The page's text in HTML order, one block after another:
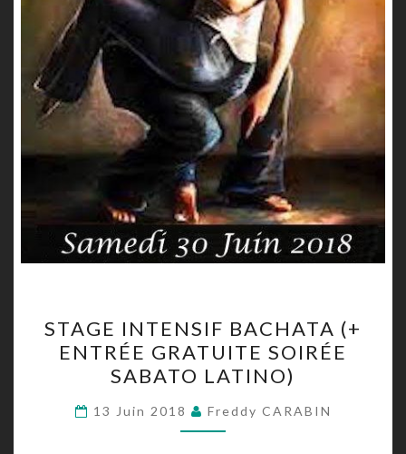
INTENSIF
BACHATA
(+
ENTRÉE
GRATUITE
STAGE INTENSIF BACHATA (+
ENTRÉE GRATUITE SOIRÉE
SABATO LATINO)
13 Juin 2018 Freddy CARABIN